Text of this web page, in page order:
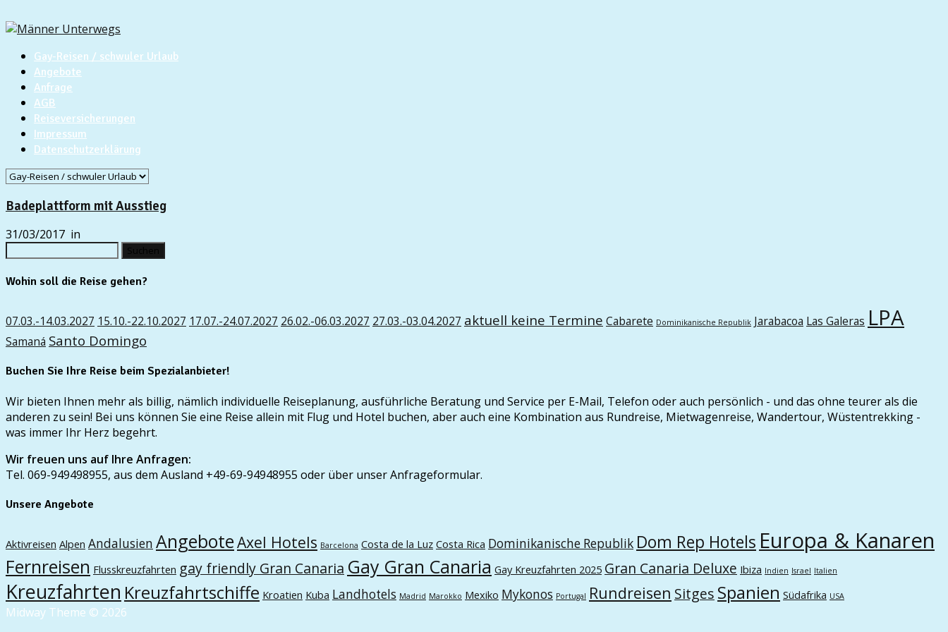
Gay-Reisen / schwuler Urlaub
Angebote
Anfrage
AGB
Reiseversicherungen
Impressum
Datenschutzerklärung
Badeplattform mit Ausstieg
31/03/2017 in
Wohin soll die Reise gehen?
07.03.-14.03.2027 15.10.-22.10.2027 17.07.-24.07.2027 26.02.-06.03.2027 27.03.-03.04.2027 aktuell keine Termine Cabarete Dominikanische Republik Jarabacoa Las Galeras LPA
Samaná Santo Domingo
Buchen Sie Ihre Reise beim Spezialanbieter!
Wir bieten Ihnen mehr als billig, nämlich individuelle Reiseplanung, ausführliche Beratung und Service per E-Mail, Telefon oder auch persönlich - und das ohne teurer als die
anderen zu sein! Bei uns können Sie eine Reise allein mit Flug und Hotel buchen, aber auch eine Kombination aus Rundreise, Mietwagenreise, Wandertour, Wüstentrekking -
was immer Ihr Herz begehrt.
Wir freuen uns auf Ihre Anfragen:
Tel. 069-949498955, aus dem Ausland +49-69-94948955 oder über unser Anfrageformular.
Unsere Angebote
Aktivreisen Alpen Andalusien AngeboteAxel Hotels Barcelona Costa de la Luz Costa Rica Dominikanische Republik Dom Rep Hotels Europa & Kanaren
Fernreisen Flusskreuzfahrten gay friendly Gran Canaria Gay Gran Canaria Gay Kreuzfahrten 2025 Gran Canaria Deluxe Ibiza Indien Israel Italien
Kreuzfahrten Kreuzfahrtschiffe Kroatien Kuba Landhotels Madrid Marokko Mexiko Mykonos Portugal Rundreisen Sitges Spanien Südafrika USA
Midway Theme © 2026